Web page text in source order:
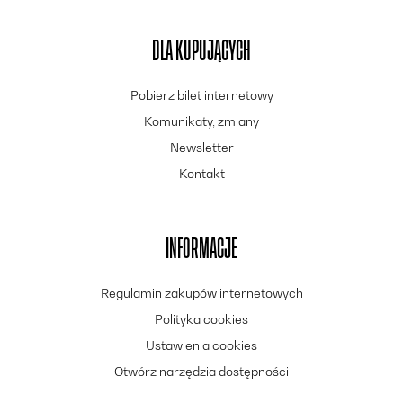
DLA KUPUJĄCYCH
Pobierz bilet internetowy
Komunikaty, zmiany
Newsletter
Kontakt
INFORMACJE
Regulamin zakupów internetowych
Polityka cookies
Ustawienia cookies
Otwórz narzędzia dostępności